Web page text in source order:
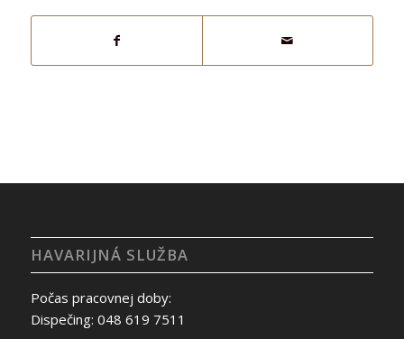
HAVARIJNÁ SLUŽBA
Počas pracovnej doby:
Dispečing: 048 619 7511